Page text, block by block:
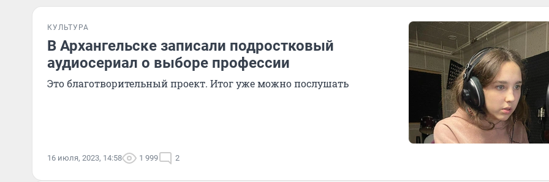
КУЛЬТУРА
В Архангельске записали подростковый
аудиосериал о выборе профессии
Это благотворительный проект. Итог уже можно послушать
16 июля, 2023, 14:58 1 999 2